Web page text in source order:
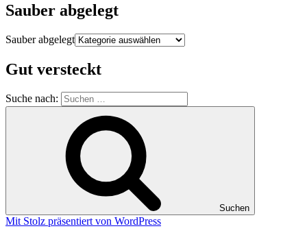
Sauber abgelegt
Sauber abgelegt
Gut versteckt
Suche nach:
Suchen
Mit Stolz präsentiert von WordPress